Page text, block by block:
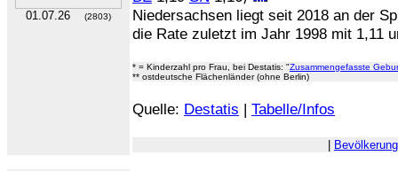
01.07.26 (2803)
Niedersachsen liegt seit 2018 an der
die Rate zuletzt im Jahr 1998 mit 1,11
* = Kinderzahl pro Frau, bei Destatis: "Zusammengefasste
** ostdeutsche Flächenländer (ohne Berlin)
Quelle: Destatis | Tabelle/Infos
Bevölkerung